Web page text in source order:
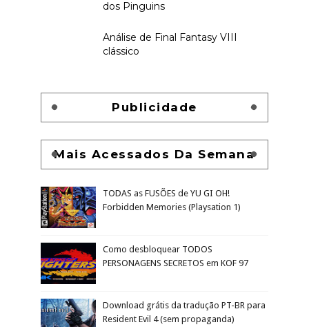
dos Pinguins
Análise de Final Fantasy VIII
clássico
Publicidade
Mais Acessados Da Semana
TODAS as FUSÕES de YU GI OH!
Forbidden Memories (Playsation 1)
Como desbloquear TODOS
PERSONAGENS SECRETOS em KOF 97
Download grátis da tradução PT-BR para
Resident Evil 4 (sem propaganda)